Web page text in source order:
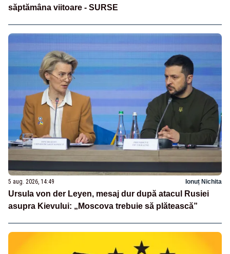
săptămâna viitoare - SURSE
5 aug. 2026, 14:49 Ionuț Nichita
Ursula von der Leyen, mesaj dur după atacul Rusiei
asupra Kievului: „Moscova trebuie să plătească”